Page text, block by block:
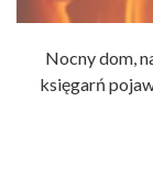
Nocny dom,
księgarń